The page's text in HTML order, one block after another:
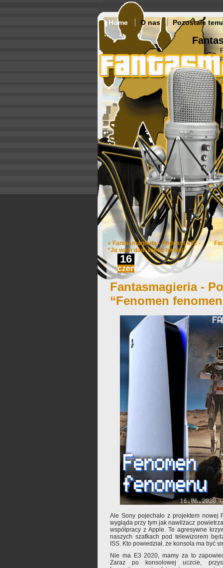
Home O nas Pozostałe
« Fantasmagieria - Podcast 472 -
“Ja wam dam wielki turniej”
16
czerwca
Fantasmagieria -
“Fenomen
Ale Sony pojechało z projektem nowej
wygląda przy tym jak nawilżacz
współpracy z Apple. Te agresywne
naszych szafkach pod telewizorem
ISS. Kto powiedział, że konsola ma być
Nie ma E3 2020, mamy za to
Zaraz po konsolowej uczcie,